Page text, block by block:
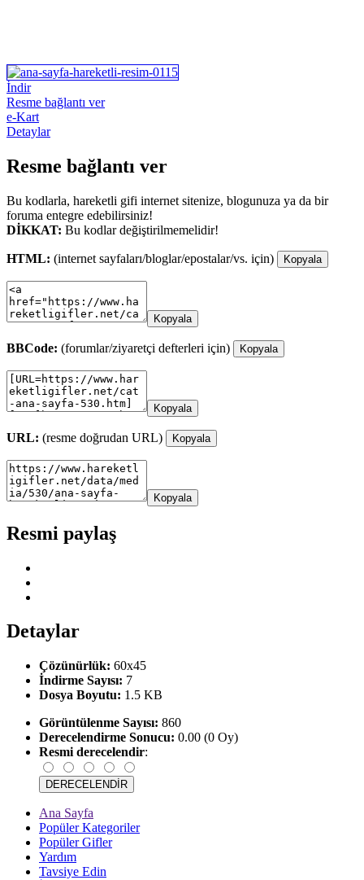
İndir
Resme bağlantı ver
e-Kart
Detaylar
Resme bağlantı ver
Bu kodlarla, hareketli gifi internet sitenize, blogunuza ya da bir
foruma entegre edebilirsiniz!
DİKKAT: Bu kodlar değiştirilmemelidir!
HTML: (internet sayfaları/bloglar/epostalar/vs. için) Kopyala
Kopyala
BBCode: (forumlar/ziyaretçi defterleri için) Kopyala
Kopyala
URL: (resme doğrudan URL) Kopyala
Kopyala
Resmi paylaş
Detaylar
Çözünürlük: 60x45
İndirme Sayısı: 7
Dosya Boyutu: 1.5 KB
Görüntülenme Sayısı: 860
Derecelendirme Sonucu: 0.00 (0 Oy)
Resmi derecelendir:
Ana Sayfa
Popüler Kategoriler
Popüler Gifler
Yardım
Tavsiye Edin